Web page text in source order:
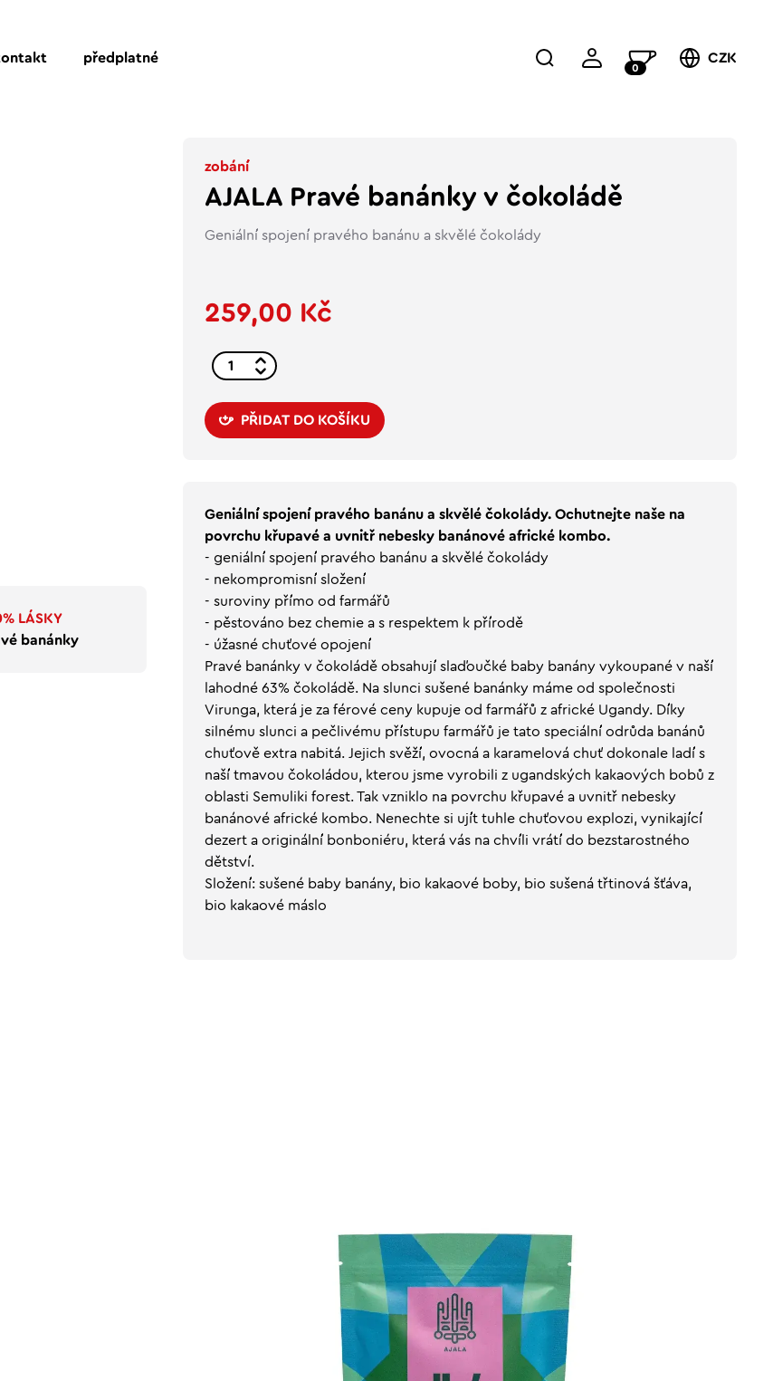
předplatné
0
CZK
LÁSKY
banánky
zobání
AJALA Pravé banánky v čokoládě
Geniální spojení pravého banánu a skvělé čokolády
259,00 Kč
PŘIDAT DO KOŠÍKU
Geniální spojení pravého banánu a skvělé čokolády. Ochutnejte naše na
povrchu křupavé a uvnitř nebesky banánové africké kombo.
- geniální spojení pravého banánu a skvělé čokolády
- nekompromisní složení
- suroviny přímo od farmářů
- pěstováno bez chemie a s respektem k přírodě
- úžasné chuťové opojení
Pravé banánky v čokoládě obsahují slaďoučké baby banány vykoupané v naší
lahodné 63% čokoládě. Na slunci sušené banánky máme od společnosti
Virunga, která je za férové ceny kupuje od farmářů z africké Ugandy. Díky
silnému slunci a pečlivému přístupu farmářů je tato speciální odrůda banánů
chuťově extra nabitá. Jejich svěží, ovocná a karamelová chuť dokonale ladí s
naší tmavou čokoládou, kterou jsme vyrobili z ugandských kakaových bobů z
oblasti Semuliki forest. Tak vzniklo na povrchu křupavé a uvnitř nebesky
banánové africké kombo. Nenechte si ujít tuhle chuťovou explozi, vynikající
dezert a originální bonboniéru, která vás na chvíli vrátí do bezstarostného
dětství.
Složení: sušené baby banány, bio kakaové boby, bio sušená třtinová šťáva,
bio kakaové máslo